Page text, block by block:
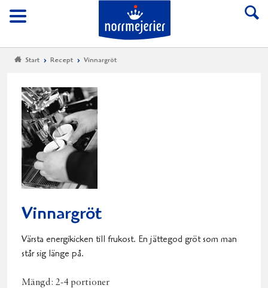
Meny
Till Norrmejerier
Start Recept Vinnargröt
Vinnargröt
Värsta energikicken till frukost. En jättegod gröt som man
står sig länge på.
Mängd: 2-4 portioner